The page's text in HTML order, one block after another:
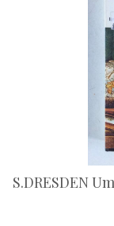
S.DRESDEN